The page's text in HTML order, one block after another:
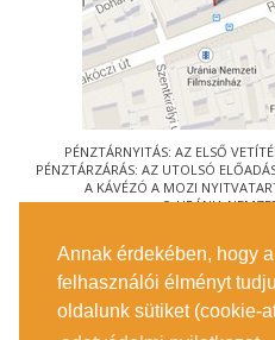
Annak érdekében, hogy
felhasználói élményt
oldalunk sütiket (cookie-
PÉNZTÁRNYITÁS: AZ ELSŐ
PÉNZTÁRZÁRÁS: AZ UTOLSÓ
A KÁVÉZÓ A MOZI
© URÁNIA
1088 BUDAPEST,